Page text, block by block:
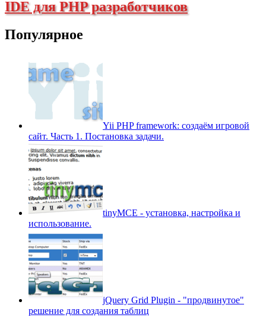
IDE для PHP разработчиков
Популярное
Yii PHP framework: создаём игровой
сайт. Часть 1. Постановка задачи.
tinyMCE - установка, настройка и
использование.
jQuery Grid Plugin - "продвинутое"
решение для создания таблиц